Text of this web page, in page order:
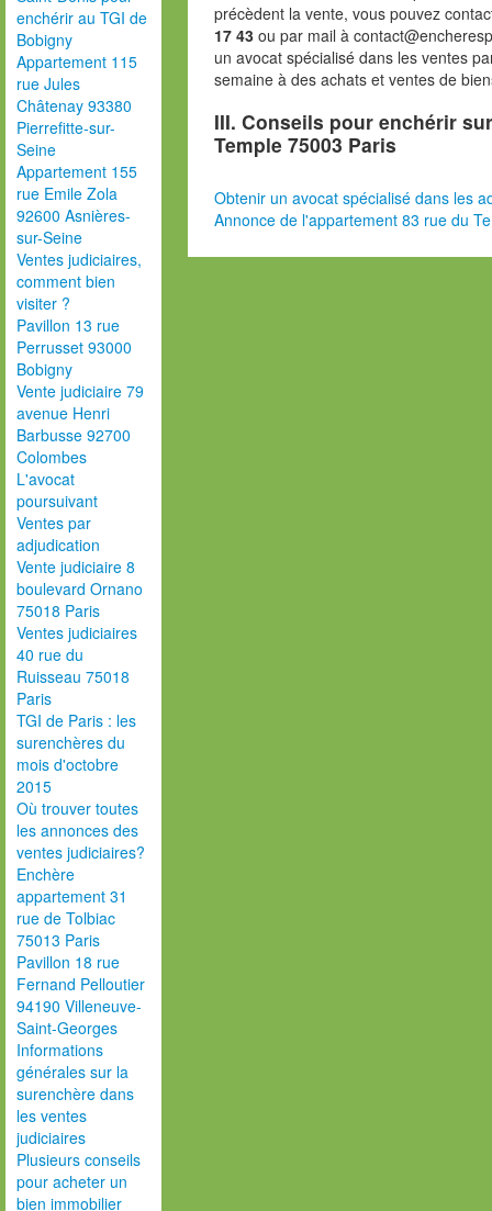
enchérir au TGI de
Bobigny
Appartement 115
rue Jules
Châtenay 93380
Pierrefitte-sur-
Seine
Appartement 155
rue Emile Zola
92600 Asnières-
sur-Seine
Ventes judiciaires,
comment bien
visiter ?
Pavillon 13 rue
Perrusset 93000
Bobigny
Vente judiciaire 79
avenue Henri
Barbusse 92700
Colombes
L'avocat
poursuivant
Ventes par
adjudication
Vente judiciaire 8
boulevard Ornano
75018 Paris
Ventes judiciaires
40 rue du
Ruisseau 75018
Paris
TGI de Paris : les
surenchères du
mois d'octobre
2015
Où trouver toutes
les annonces des
ventes judiciaires?
Enchère
appartement 31
rue de Tolbiac
75013 Paris
Pavillon 18 rue
Fernand Pelloutier
94190 Villeneuve-
Saint-Georges
Informations
générales sur la
surenchère dans
les ventes
judiciaires
Plusieurs conseils
pour acheter un
bien immobilier
précèdent la vente, vous pouvez
17 43 ou par mail à
un avocat spécialisé dans les ventes
semaine à des achats et ventes de
III. Conseils pour enchérir
Temple 75003 Paris
Obtenir un avocat spécialisé dans les
Annonce de l'appartement 83 rue du